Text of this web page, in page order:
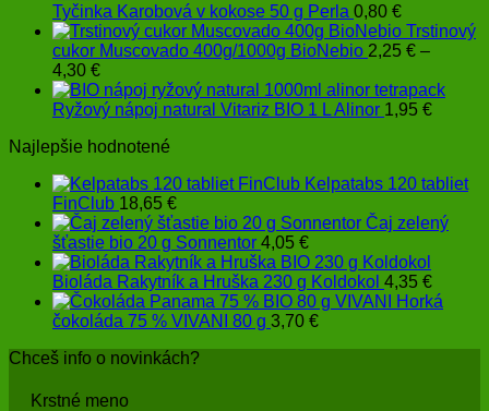
Tyčinka Karobová v kokose 50 g Perla 0,80 €
Trstinový
cukor Muscovado 400g/1000g BioNebio 2,25 € –
4,30 €Price
range:
2,25 €
4,30 €
Ryžový nápoj natural Vitariz BIO 1 L Alinor 1,95 €
Najlepšie hodnotené
Kelpatabs 120 tabliet
FinClub 18,65 €
Čaj zelený
šťastie bio 20 g Sonnentor 4,05 €
Bioláda Rakytník a Hruška 230 g Koldokol 4,35 €
Horká
čokoláda 75 % VIVANI 80 g 3,70 €
Chceš info o novinkách?
Krstné meno